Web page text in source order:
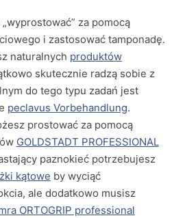
za pomocą
i zastosować tamponadę.
naturalnych produktów
skutecznie radzą sobie z
do tego typu zadań jest
peclavus Vorbehandlung.
prostować za pomocą
GOLDSTADT PROFESSIONAL
paznokieć potrzebujesz
kątowe by wyciąć
ale dodatkowo musisz
ORTOGRIP professional